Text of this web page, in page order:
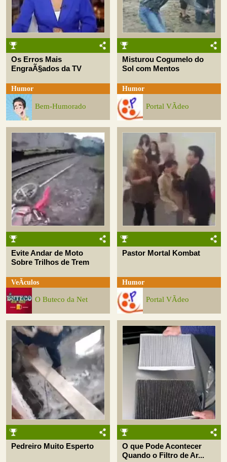
Contato
Os Erros Mais
EngraÃ§ados da TV
Humor
Bem-Humorado
Misturou Cogumelo do
Sol com Mentos
Humor
Portal VÃ­deo
Evite Andar de Moto
Sobre Trilhos de Trem
VeÃ­culos
O Buteco da Net
Pastor Mortal Kombat
Humor
Portal VÃ­deo
Pedreiro Muito Esperto
O que Pode Acontecer
Quando o Filtro de Ar...